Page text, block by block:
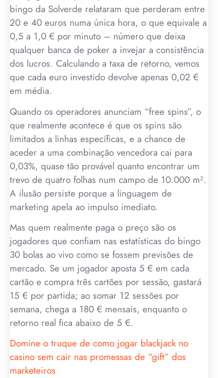
bingo da Solverde relataram que perderam entre
20 e 40 euros numa única hora, o que equivale a
0,5 a 1,0 € por minuto – número que deixa
qualquer banca de poker a invejar a consistência
dos lucros. Calculando a taxa de retorno, vemos
que cada euro investido devolve apenas 0,02 €
em média.
Quando os operadores anunciam “free spins”, o
que realmente acontece é que os spins são
limitados a linhas específicas, e a chance de
aceder a uma combinação vencedora cai para
0,03%, quase tão provável quanto encontrar um
trevo de quatro folhas num campo de 10.000 m².
A ilusão persiste porque a linguagem de
marketing apela ao impulso imediato.
Mas quem realmente paga o preço são os
jogadores que confiam nas estatísticas do bingo
30 bolas ao vivo como se fossem previsões de
mercado. Se um jogador aposta 5 € em cada
cartão e compra três cartões por sessão, gastará
15 € por partida; ao somar 12 sessões por
semana, chega a 180 € mensais, enquanto o
retorno real fica abaixo de 5 €.
Domine o truque de como jogar blackjack no
casino sem cair nas promessas de “gift” dos
marketeiros